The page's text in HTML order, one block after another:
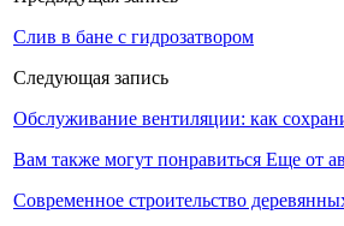
Слив в бане с гидрозатвором
Следующая запись
Обслуживание вентиляции: как
Вам также могут понравиться Еще от
Современное строительство